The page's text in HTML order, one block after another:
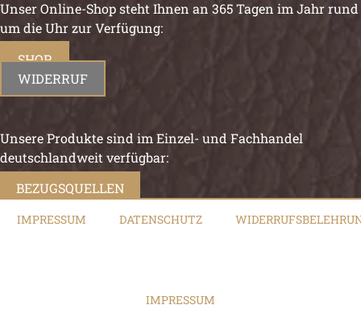
Unser Online-Shop steht Ihnen an 365 Tagen im Jahr rund
um die Uhr zur Verfügung:
SHOP
WIDERRUF
Unsere Produkte sind im Einzel- und Fachhandel
deutschlandweit verfügbar:
BEZUGSQUELLEN
IMPRESSUM DATENSCHUTZ
IMPRESSUM